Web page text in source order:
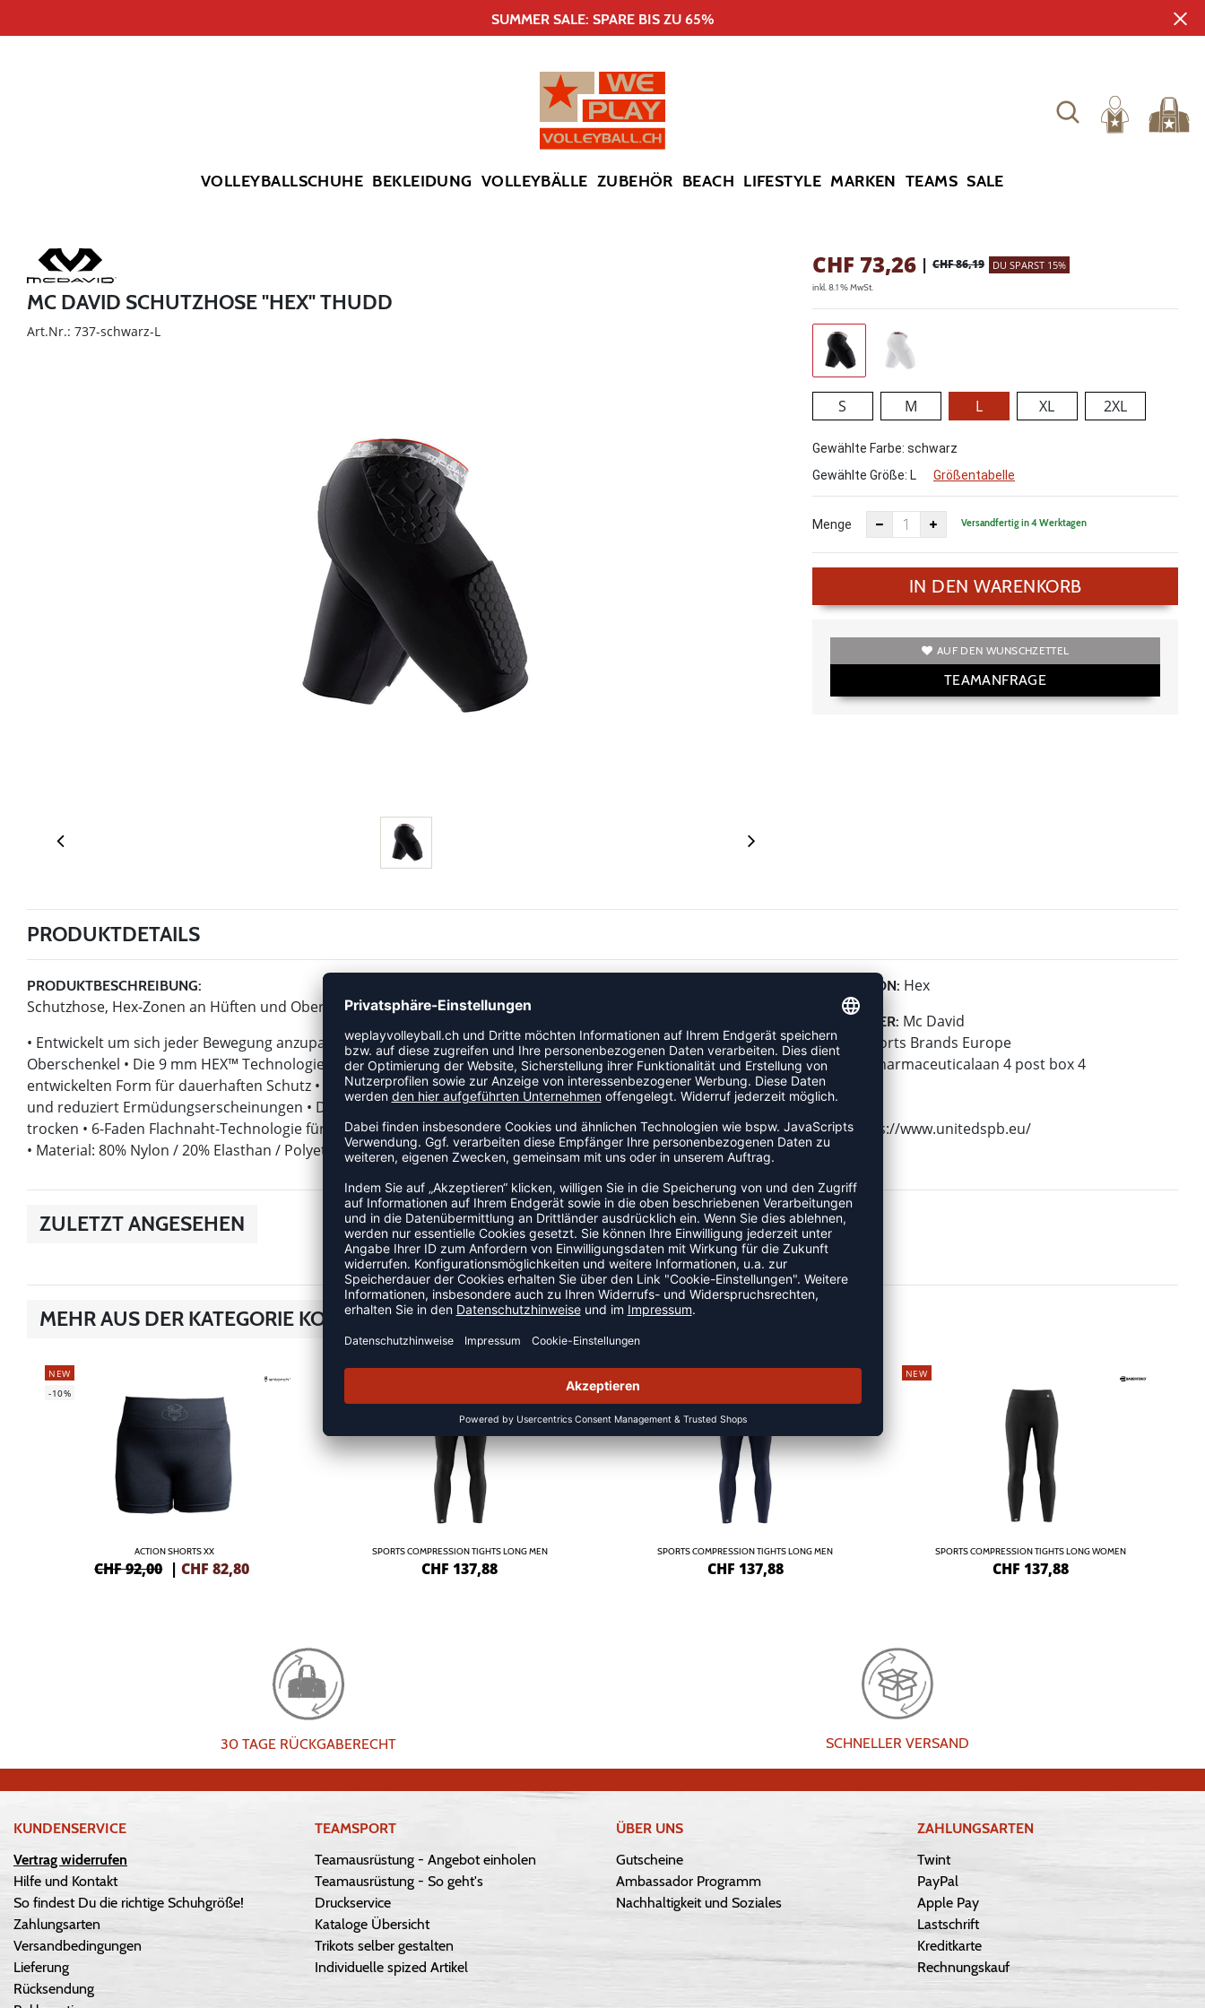
SUMMER SALE: SPARE BIS ZU 65%
VOLLEYBALLSCHUHE BEKLEIDUNG VOLLEYBÄLLE ZUBEHÖR BEACH LIFESTYLE MARKEN TEAMS SALE
MC DAVID SCHUTZHOSE "HEX" THUDD
Art.Nr.: 737-schwarz-L
CHF 73,26 | CHF 86,19 DU SPARST 15%
inkl. 8.1 % MwSt.
S M L XL 2XL
Gewählte Farbe: schwarz
Gewählte Größe: L Größentabelle
Menge Versandfertig in 4 Werktagen
IN DEN WARENKORB
AUF DEN WUNSCHZETTEL
TEAMANFRAGE
PRODUKTDETAILS
PRODUKTBESCHREIBUNG:
Schutzhose, Hex-Zonen an Hüften und Oberschenkeln und Steissbein, schwarz 737 HEX™ Thudd -Short™
• Entwickelt um sich jeder Bewegung anzupassen, sorgt für kontinuierlichen Schutz an Hüfte, Steißbein und
Oberschenkel • Die 9 mm HEX™ Technologie ist leicht, atmungsaktiv und flexibel • HEX™ Hüftpolster in einer neu
entwickelten Form für dauerhaften Schutz • Gezielte Kompressions-Technologie unterstützt die größen Muskeln
und reduziert Ermüdungserscheinungen • Dank hDc™ Feuchtigkeitsregulierungstechnologie absolut kühl und
trocken • 6-Faden Flachnaht-Technologie für stärkere Nähte • Wasche sie, trockne sie, trage sie! • Schwarz; Weiß
• Material: 80% Nylon / 20% Elasthan / Polyethylen Schaum
KOLLEKTION: Hex
HERSTELLER: Mc David
United Sports Brands Europe
Janssen-Pharmaceuticalaan 4 post box 4
2440 Geel
Belgium
Web: https://www.unitedspb.eu/
ZULETZT ANGESEHEN
MEHR AUS DER KATEGORIE KOMPRESSION
NEW
-10%
ACTION SHORTS XX
CHF 92,00 |CHF 82,80
NEW
SPORTS COMPRESSION TIGHTS LONG MEN
CHF 137,88
SPORTS COMPRESSION TIGHTS LONG MEN
CHF 137,88
NEW
SPORTS COMPRESSION TIGHTS LONG WOMEN
CHF 137,88
30 TAGE RÜCKGABERECHT SCHNELLER VERSAND
KUNDENSERVICE
Vertrag widerrufen
Hilfe und Kontakt
So findest Du die richtige Schuhgröße!
Zahlungsarten
Versandbedingungen
Lieferung
Rücksendung
TEAMSPORT
Teamausrüstung - Angebot einholen
Teamausrüstung - So geht's
Druckservice
Kataloge Übersicht
Trikots selber gestalten
Individuelle spized Artikel
ÜBER UNS
Gutscheine
Ambassador Programm
Nachhaltigkeit und Soziales
ZAHLUNGSARTEN
Twint
PayPal
Apple Pay
Lastschrift
Kreditkarte
Rechnungskauf